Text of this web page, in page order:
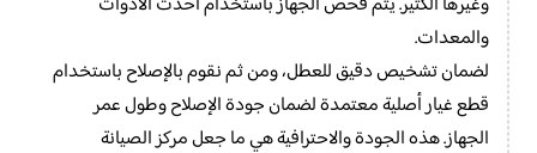
والمعدات.
لضمان تشخيص دقيق للعطل، ومن ثم نقوم بالإصلاح باستخدام
قطع غيار أصلية معتمدة لضمان جودة الإصلاح وطول عمر
الجهاز. هذه الجودة والاحترافية هي ما جعل مركز الصيانة